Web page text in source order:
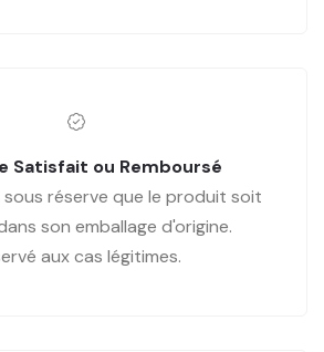
Satisfait ou Remboursé
sous réserve que le produit soit
son emballage d'origine.
aux cas légitimes.